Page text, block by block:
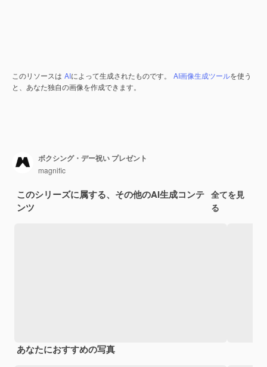
このリソースは AIによって生成されたものです。 AI画像生成ツールを使う
と、あなた独自の画像を作成できます。
ボクシング・デー祝い プレゼント
magnific
このシリーズに属する、その他のAI生成コンテ
ンツ
全てを見
る
あなたにおすすめの写真